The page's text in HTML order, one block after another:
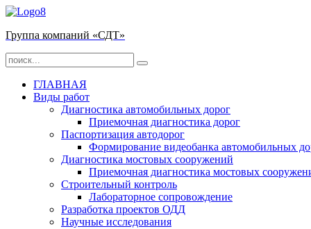
Группа компаний «СДТ»
ГЛАВНАЯ
Виды работ
Диагностика автомобильных дорог
Приемочная диагностика дорог
Паспортизация автодорог
Формирование видеобанка автомобильных
Диагностика мостовых сооружений
Приемочная диагностика мостовых
Строительный контроль
Лабораторное сопровождение
Разработка проектов ОДД
Научные исследования